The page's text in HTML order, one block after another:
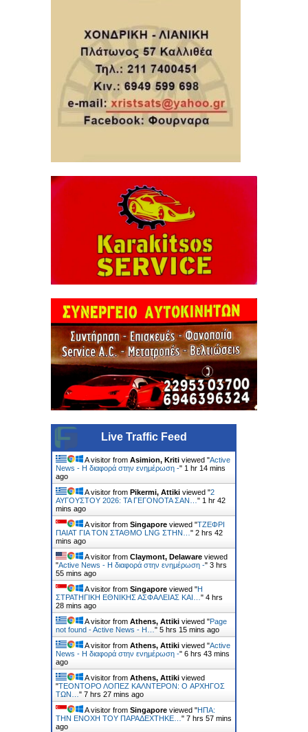
Live Traffic Feed
A visitor from Asimion, Kriti viewed "Active
News - Η διαφορά στην ενημέρωση -" 1 hr 14 mins
ago
A visitor from Pikermi, Attiki viewed "2
ΑΥΓΟΥΣΤΟΥ 2026: ΤΑ ΓΕΓΟΝΟΤΑ ΣΑΝ… " 1 hr 42
mins ago
A visitor from Singapore viewed "ΤΖΕΦΡΙ
ΠΑΙΑΤ ΓΙΑ ΤΟΝ ΣΤΑΘΜΟ LNG ΣΤΗΝ… " 2 hrs 42
mins ago
A visitor from Claymont, Delaware viewed
"Active News - Η διαφορά στην ενημέρωση -" 3 hrs
55 mins ago
A visitor from Singapore viewed "Η
ΣΤΡΑΤΗΓΙΚΗ ΕΘΝΙΚΗΣ ΑΣΦΑΛΕΙΑΣ ΚΑΙ… " 4 hrs
28 mins ago
A visitor from Athens, Attiki viewed "Page
not found - Active News - Η… " 5 hrs 15 mins ago
A visitor from Athens, Attiki viewed "Active
News - Η διαφορά στην ενημέρωση -" 6 hrs 43 mins
ago
A visitor from Athens, Attiki viewed
"ΤΕΟΝΤΟΡΟ ΛΟΠΕΖ ΚΑΛΝΤΕΡΟΝ: O ΑΡΧΗΓΟΣ
ΤΩΝ… " 7 hrs 27 mins ago
A visitor from Singapore viewed "ΗΠΑ:
ΤΗΝ ΕΝΟΧH ΤΟΥ ΠΑΡΑΔEΧΤΗΚΕ… " 7 hrs 57 mins
ago